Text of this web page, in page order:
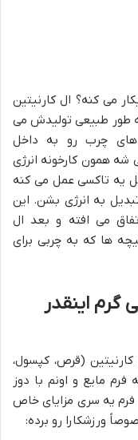
می کنه؟ ال کارنیتین
طور طبیعی تولیدش می
چرب رو به داخل
شه همون کارخونه انرژی
یه تاکسی عمل می کنه
به انرژی بشن. این
می افته و بعد ال
ها که به چربی برای
و دوز 1000 میلی گرم اینقدر
(قرص، کپسول،
فرم مایع و اونم با دوز
فرم یه سری مزایای خاص
ورزشکارا رو برده: